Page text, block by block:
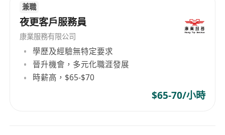
兼職
夜更客戶服務員
康業服務有限公司
學歷及經驗無特定要求
晉升機會，多元化職涯發展
時薪高，$65-$70
$65-70/小時